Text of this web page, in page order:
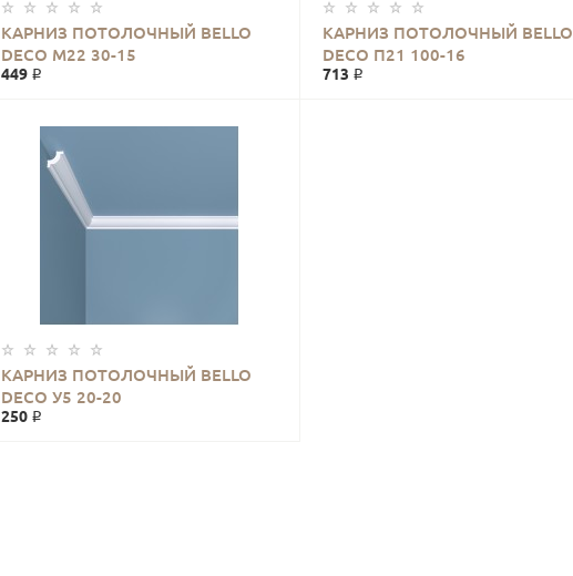
КАРНИЗ ПОТОЛОЧНЫЙ BELLO
DECO М22 30-15
449 ₽
КАРНИЗ ПОТОЛОЧНЫЙ BELLO
DECO П21 100-16
713 ₽
КАРНИЗ ПОТОЛОЧНЫЙ BELLO
DECO У5 20-20
250 ₽